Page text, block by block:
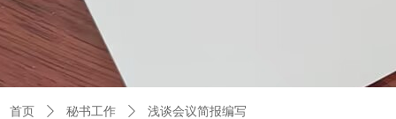
首页 ꄲ 秘书工作 ꄲ 浅谈会议简报编写